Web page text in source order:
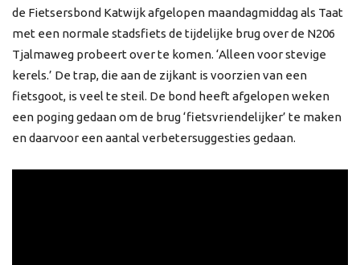
de Fietsersbond Katwijk afgelopen maandagmiddag als Taat
met een normale stadsfiets de tijdelijke brug over de N206
Tjalmaweg probeert over te komen. ‘Alleen voor stevige
kerels.’ De trap, die aan de zijkant is voorzien van een
fietsgoot, is veel te steil. De bond heeft afgelopen weken
een poging gedaan om de brug ‘fietsvriendelijker’ te maken
en daarvoor een aantal verbetersuggesties gedaan.